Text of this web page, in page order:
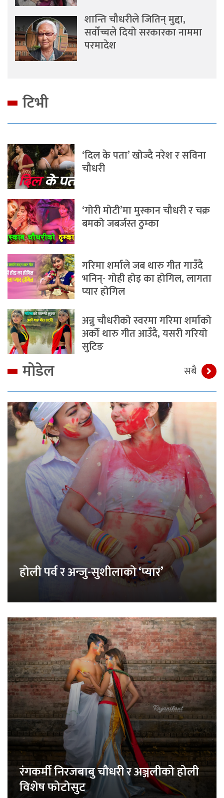
शान्ति चौधरीले जितिन् मुद्दा,
सर्वोच्चले दियो सरकारका नाममा
परमादेश
टिभी
‘दिल के पता’ खोज्दै नरेश र सविना
चौधरी
‘गोरी मोटी’मा मुस्कान चौधरी र चक्र
बमको जबर्जस्त ठुम्का
गरिमा शर्माले जब थारु गीत गाउँदै
भनिन्- गोही होइ का होगिल, लागता
प्यार होगिल
अन्नु चौधरीको स्वरमा गरिमा शर्माको
अर्को थारु गीत आउँदै, यसरी गरियो
सुटिङ
मोडेल सबै
होली पर्व र अन्जु-सुशीलाको ‘प्यार’
रंगकर्मी निरजबाबु चौधरी र अञ्जलीको होली
विशेष फोटोसुट